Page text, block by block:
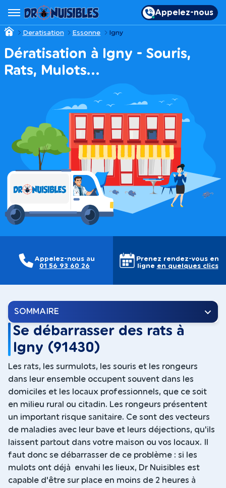
Appelez-nous
Deratisation Essonne Igny
Dératisation à Igny - Souris,
Rats, Mulots…
Appelez-nous au
01 56 93 60 26
Prenez rendez-vous en
ligne en quelques clics
SOMMAIRE
Se débarrasser des rats à
Igny (91430)
Les rats, les surmulots, les souris et les rongeurs
dans leur ensemble occupent souvent dans les
domiciles et les locaux professionnels, que ce soit
en milieu rural ou citadin. Les rongeurs présentent
un important risque sanitaire. Ce sont des vecteurs
de maladies avec leur bave et leurs déjections, qu'ils
laissent partout dans votre maison ou vos locaux. Il
faut donc se débarrasser de ce problème : si les
mulots ont déjà envahi les lieux, Dr Nuisibles est
capable d'être sur place en moins de 2 heures à